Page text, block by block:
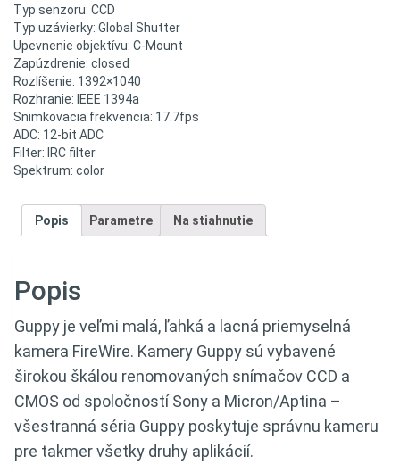
Typ senzoru: CCD
Typ uzávierky: Global Shutter
Upevnenie objektívu: C-Mount
Zapúzdrenie: closed
Rozlíšenie: 1392×1040
Rozhranie: IEEE 1394a
Snimkovacia frekvencia: 17.7fps
ADC: 12-bit ADC
Filter: IRC filter
Spektrum: color
Popis Parametre Na stiahnutie
Popis
Guppy je veľmi malá, ľahká a lacná priemyselná
kamera FireWire. Kamery Guppy sú vybavené
širokou škálou renomovaných snímačov CCD a
CMOS od spoločností Sony a Micron/Aptina –
všestranná séria Guppy poskytuje správnu kameru
pre takmer všetky druhy aplikácií.